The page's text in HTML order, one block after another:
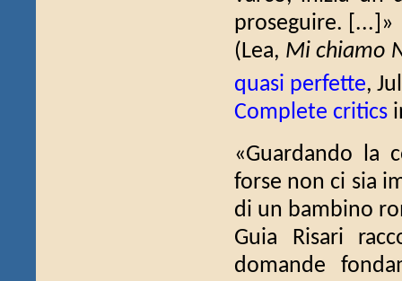
proseguire. [...]»
(Lea, Mi chiamo
quasi perfette,
Complete critics
«Guardando la
forse non ci sia
di un bambino
Guia Risari
domande